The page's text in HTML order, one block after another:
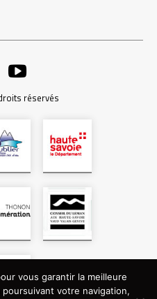
réservés
vous garantir la meilleure
votre navigation,